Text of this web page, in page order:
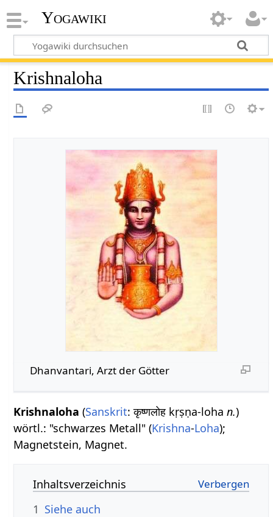
Yogawiki
Krishnaloha
Dhanvantari, Arzt der Götter
Krishnaloha (Sanskrit: कृष्णलोह kṛṣṇa-lohan.)
wörtl.: "schwarzes Metall" (Krishna-Loha);
Magnetstein, Magnet.
Inhaltsverzeichnis
1 Siehe auch